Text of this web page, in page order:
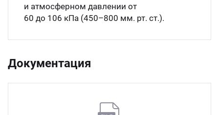
и атмосферном давлении от
60 до 106 кПа (450–800 мм. рт. ст.).
Документация